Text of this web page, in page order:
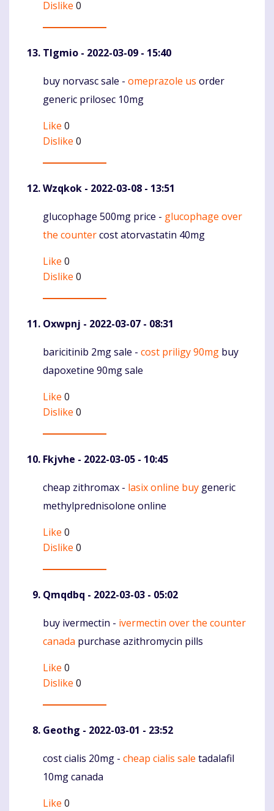
Dislike 0
Tlgmio - 2022-03-09 - 15:40
Komentaras
buy norvasc sale - omeprazole us order
generic prilosec 10mg
Like 0
Dislike 0
Wzqkok - 2022-03-08 - 13:51
Komentaras
glucophage 500mg price - glucophage over
the countercost atorvastatin 40mg
Like 0
Dislike 0
Oxwpnj - 2022-03-07 - 08:31
Komentaras
baricitinib 2mg sale - cost priligy 90mg buy
dapoxetine 90mg sale
Like 0
Dislike 0
Fkjvhe - 2022-03-05 - 10:45
Komentaras
cheap zithromax - lasix online buy generic
methylprednisolone online
Like 0
Dislike 0
Qmqdbq - 2022-03-03 - 05:02
Komentaras
buy ivermectin - ivermectin over the counter
canada purchase azithromycin pills
Like 0
Dislike 0
Geothg - 2022-03-01 - 23:52
Komentaras
cost cialis 20mg - cheap cialis sale tadalafil
10mg canada
Like 0